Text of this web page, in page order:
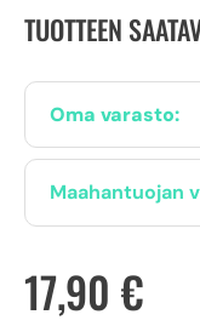
TUOTTEEN
Oma varasto:
Maahantuojan
17,90 €